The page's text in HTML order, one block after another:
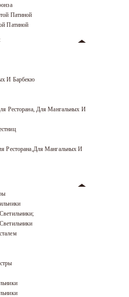
Патиной
Патиной
И Барбекю
Ресторана, Для Мангальных И
Ресторана,для Мангальных И